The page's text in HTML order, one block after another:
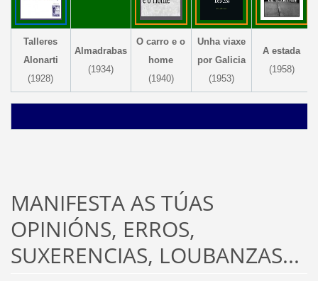
Talleres
Alonarti
(1928)
Almadrabas
(1934)
O carro e o
home
(1940)
Unha viaxe
por Galicia
(1953)
A estada
(1958)
MANIFESTA AS TÚAS
OPINIÓNS, ERROS,
SUXERENCIAS, LOUBANZAS...